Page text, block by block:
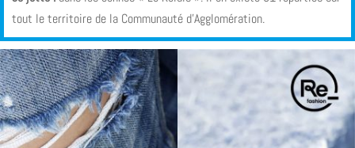
tout le territoire de la Communauté d’Agglomération.